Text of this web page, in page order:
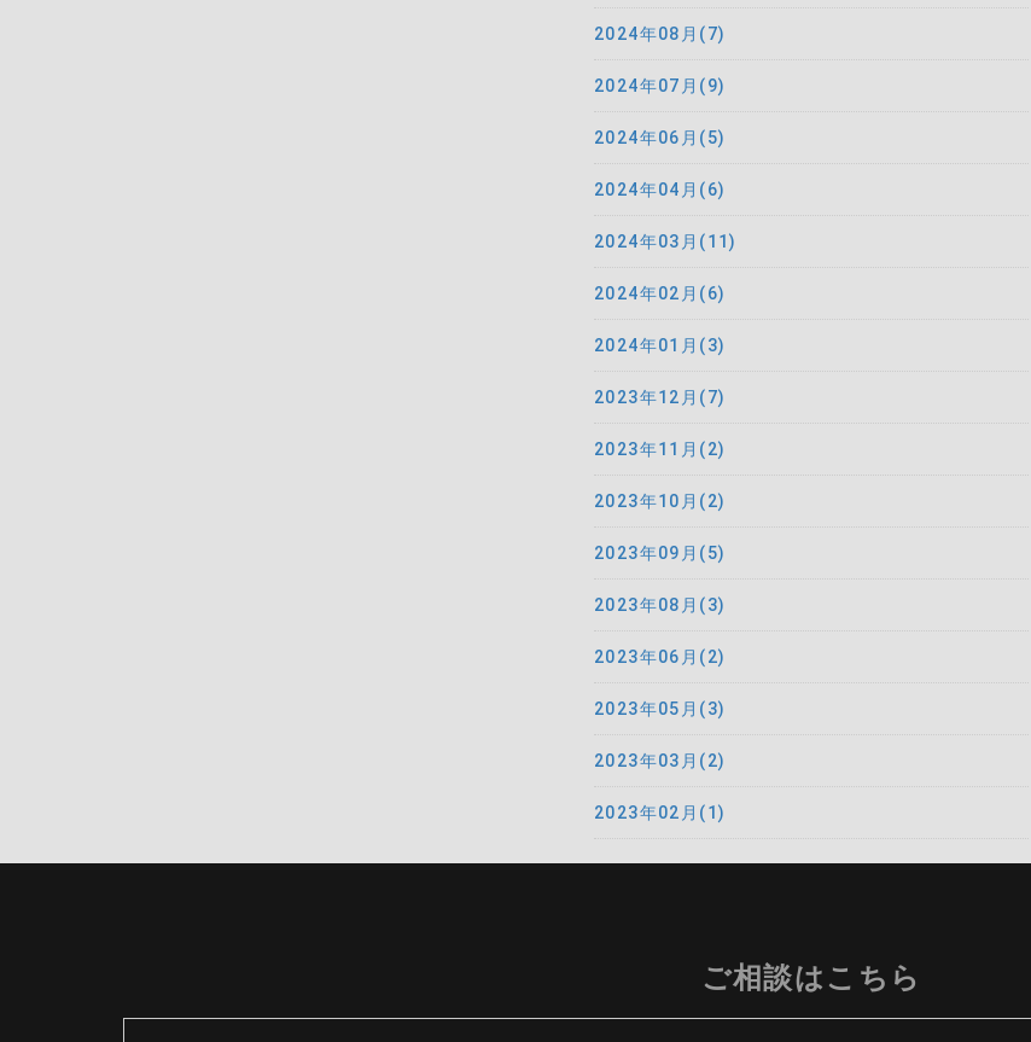
2024年08月(7)
2024年07月(9)
2024年06月(5)
2024年04月(6)
2024年03月(11)
2024年02月(6)
2024年01月(3)
2023年12月(7)
2023年11月(2)
2023年10月(2)
2023年09月(5)
2023年08月(3)
2023年06月(2)
2023年05月(3)
2023年03月(2)
2023年02月(1)
ご相談はこちら